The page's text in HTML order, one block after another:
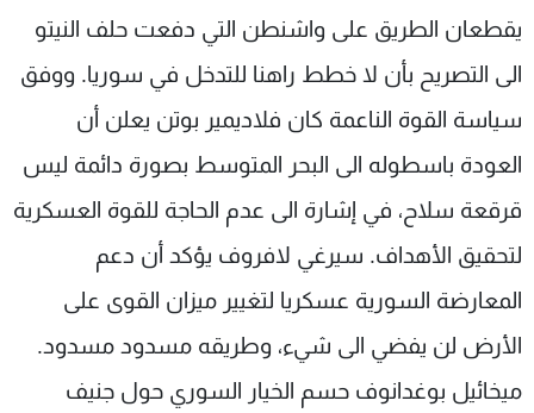
يقطعان الطريق على واشنطن التي دفعت حلف النيتو
الى التصريح بأن لا خطط راهنا للتدخل في سوريا. ووفق
سياسة القوة الناعمة كان فلاديمير بوتن يعلن أن
العودة باسطوله الى البحر المتوسط بصورة دائمة ليس
قرقعة سلاح، في إشارة الى عدم الحاجة للقوة العسكرية
لتحقيق الأهداف. سيرغي لافروف يؤكد أن دعم
المعارضة السورية عسكريا لتغيير ميزان القوى على
الأرض لن يفضي الى شيء، وطريقه مسدود مسدود.
ميخائيل بوغدانوف حسم الخيار السوري حول جنيف